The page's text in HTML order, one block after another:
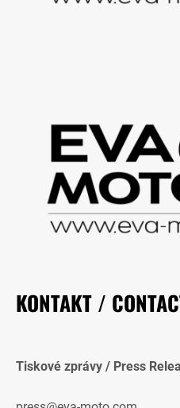
KONTAKT /
Tiskové zprávy / Press